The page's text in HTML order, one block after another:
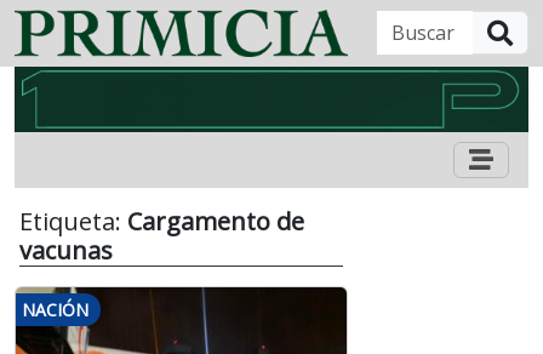
Etiqueta: Cargamento de
vacunas
NACIÓN